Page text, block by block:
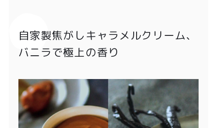
自家製焦がしキャラメルクリーム、
バニラで極上の香り